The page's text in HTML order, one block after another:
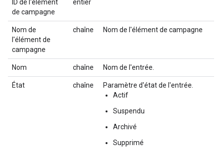
ID de l'élément
de campagne
entier
Nom de
l'élément de
campagne
chaîne Nom de l'élément de campagne
Nom chaîne Nom de l'entrée.
État chaîne
Paramètre d'état de l'entrée.
Actif
Suspendu
Archivé
Supprimé